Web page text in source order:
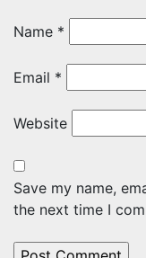
Name *
Email *
Website
Save my name,
the next time I